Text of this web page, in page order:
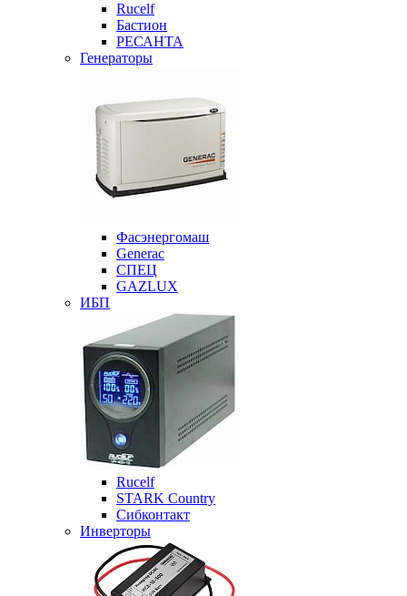
Rucelf
Бастион
РЕСАНТА
Генераторы
Фасэнергомаш
Generac
СПЕЦ
GAZLUX
ИБП
Rucelf
STARK Country
Сибконтакт
Инверторы